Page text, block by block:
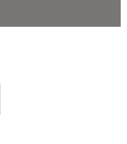
par email